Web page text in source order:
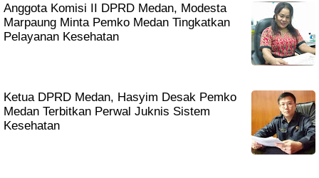
Anggota Komisi II DPRD Medan, Modesta
Marpaung Minta Pemko Medan Tingkatkan
Pelayanan Kesehatan
Ketua DPRD Medan, Hasyim Desak Pemko
Medan Terbitkan Perwal Juknis Sistem
Kesehatan